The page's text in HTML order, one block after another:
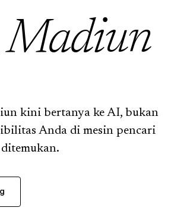
Madiun
kini bertanya ke AI, bukan
Anda di mesin pencari